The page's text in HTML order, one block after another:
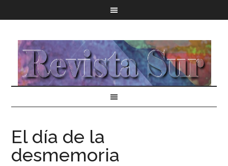
El día de la
desmemoria